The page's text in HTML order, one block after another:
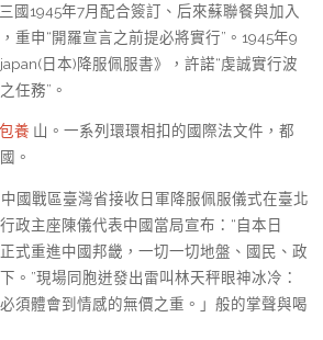
國1945年7月配合簽訂、后來蘇聯餐與加入
重申“開羅宣言之前提必將實行”。1945年9
日本)降服佩服書》，許諾“虔誠實行波
任務”。
包養 山。一系列環環相扣的國際法文件，都
。
國戰區臺灣省接收日軍降服佩服儀式在臺北
政主座陳儀代表中國當局宣布：“自本日
式重進中國邦畿，一切一切地盤、國民、政
。”現場同胞迸發出雷叫林天秤眼神冰冷：
須體會到情感的無價之重。」般的掌聲與喝